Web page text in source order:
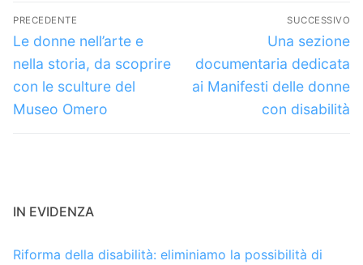
Navigazione
articoli
PRECEDENTE
Articolo
precedente:
Le donne nell’arte e
nella storia, da scoprire
con le sculture del
Museo Omero
SUCCESSIVO
Articolo
successivo:
Una sezione
documentaria dedicata
ai Manifesti delle donne
con disabilità
IN EVIDENZA
Riforma della disabilità: eliminiamo la possibilità di